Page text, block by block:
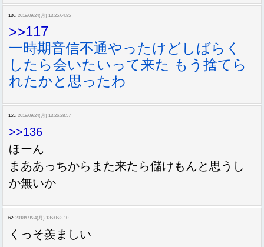
136: 2018/09/24(月) 13:25:04.85
>>117
一時期音信不通やったけどしばらく
したら会いたいって来た もう捨てら
れたかと思ったわ
155: 2018/09/24(月) 13:26:28.57
>>136
ほーん
まああっちからまた来たら儲けもんと思うし
か無いか
62: 2018/09/24(月) 13:20:23.10
くっそ羨ましい